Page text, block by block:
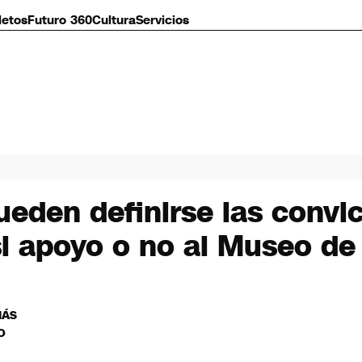
Futuro 360CulturaServicios
definirse las
o no al Museo